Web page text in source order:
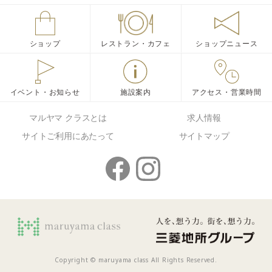
ショップ レストラン・カフェ ショップニュース
イベント・お知らせ 施設案内 アクセス・営業時間
マルヤマ クラスとは
求人情報
サイトご利用にあたって
サイトマップ
Copyright © maruyama class All Rights Reserved.